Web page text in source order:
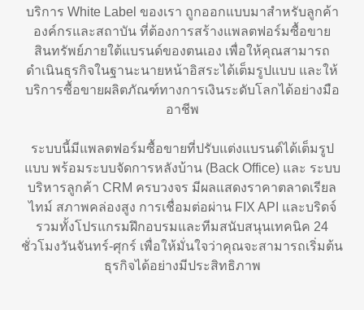
บริการ White Label ของเรา ถูกออกแบบมาสำหรับลูกค้า
องค์กรและสถาบัน ที่ต้องการสร้างแพลตฟอร์มซื้อขาย
สินทรัพย์ภายใต้แบรนด์ของตนเอง เพื่อให้คุณสามารถ
ดำเนินธุรกิจในฐานะนายหน้าอิสระได้เต็มรูปแบบ และให้
บริการซื้อขายผลิตภัณฑ์ทางการเงินระดับโลกได้อย่างมือ
อาชีพ
ระบบนี้มีแพลตฟอร์มซื้อขายที่ปรับแต่งแบรนด์ได้เต็มรูป
แบบ พร้อมระบบจัดการหลังบ้าน (Back Office) และ ระบบ
บริหารลูกค้า CRM ครบวงจร มีผลแสดงราคาตลาดเรียล
ไทม์ สภาพคล่องสูง การเชื่อมต่อผ่าน FIX API และบริดจ์
รวมทั้งโปรแกรมฝึกอบรมและทีมสนับสนุนเทคนิค 24
ชั่วโมงวันจันทร์-ศุกร์ เพื่อให้มั่นใจว่าคุณจะสามารถเริ่มต้น
ธุรกิจได้อย่างมีประสิทธิภาพ